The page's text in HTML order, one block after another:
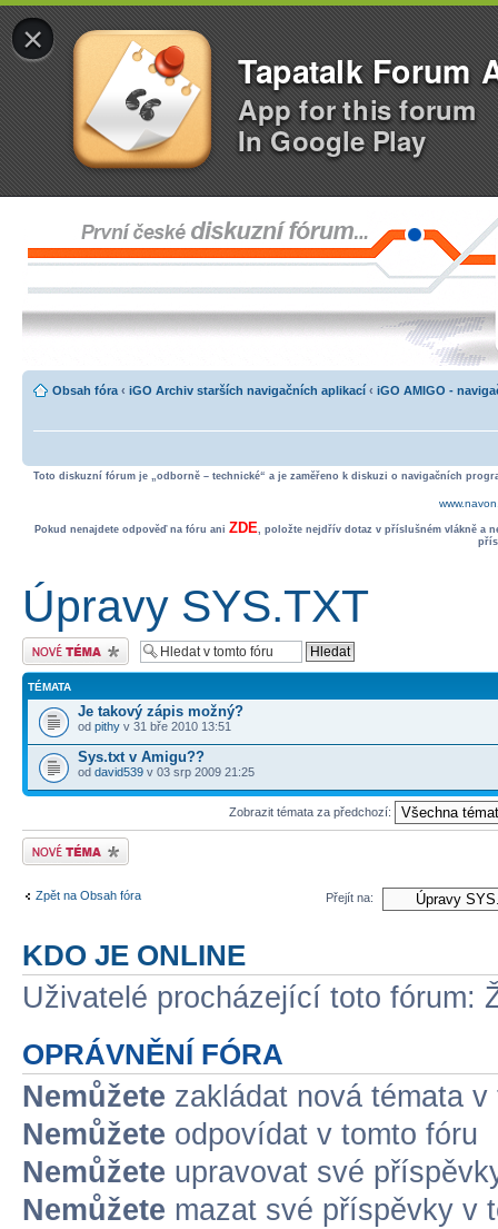
×
Tapatalk Forum
App for this forum
In Google Play
Obsah fóra ‹ iGO Archiv starších navigačních aplikací ‹ iGO AMIGO -
Toto diskuzní fórum je „odborně – technické“ a je zaměřeno k diskuzi o navigačních
Pokud nenajdete odpověď na fóru ani ZDE, položte nejdřív dotaz v příslušném vlákně a
Úpravy SYS.TXT
Odeslat nové téma
TÉMATA
Je takový zápis možný?
od pithy v 31 bře 2010 13:51
Sys.txt v Amigu??
od david539 v 03 srp 2009 21:25
Zobrazit témata za předchozí:
Odeslat nové téma
Zpět na Obsah fóra Přejít na:
KDO JE ONLINE
Uživatelé procházející toto fórum:
OPRÁVNĚNÍ FÓRA
Nemůžete zakládat nová témata v
Nemůžete odpovídat v tomto fóru
Nemůžete upravovat své
Nemůžete mazat své příspěvky v